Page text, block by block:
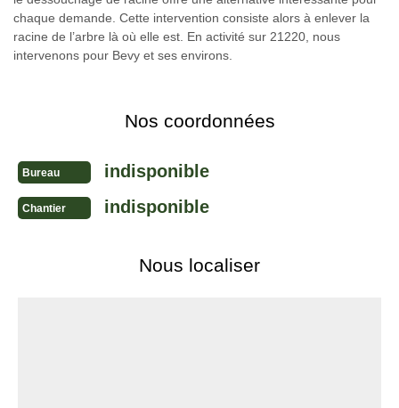
chaque demande. Cette intervention consiste alors à enlever la
racine de l’arbre là où elle est. En activité sur 21220, nous
intervenons pour Bevy et ses environs.
Nos coordonnées
Bureau indisponible
Chantier indisponible
Nous localiser